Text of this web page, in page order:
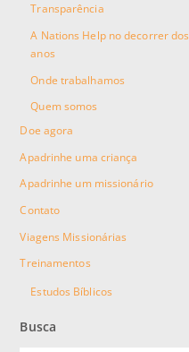
Transparência
A Nations Help no decorrer dos
anos
Onde trabalhamos
Quem somos
Doe agora
Apadrinhe uma criança
Apadrinhe um missionário
Contato
Viagens Missionárias
Treinamentos
Estudos Bíblicos
Busca